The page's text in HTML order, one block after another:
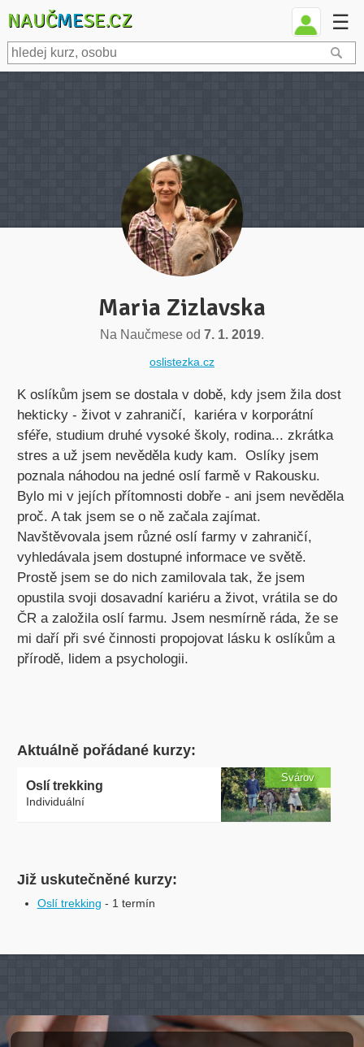
NAUČMESE.CZ ☰
Maria Zizlavska
Na Naučmese od 7. 1. 2019.
oslistezka.cz
K oslíkům jsem se dostala v době, kdy jsem žila dost
hekticky - život v zahraničí, kariéra v korporátní
sféře, studium druhé vysoké školy, rodina... zkrátka
stres a už jsem nevěděla kudy kam. Oslíky jsem
poznala náhodou na jedné oslí farmě v Rakousku.
Bylo mi v jejích přítomnosti dobře - ani jsem nevěděla
proč. A tak jsem se o ně začala zajímat.
Navštěvovala jsem různé oslí farmy v zahraničí,
vyhledávala jsem dostupné informace ve světě.
Prostě jsem se do nich zamilovala tak, že jsem
opustila svoji dosavadní kariéru a život, vrátila se do
ČR a založila oslí farmu. Jsem nesmírně ráda, že se
mi daří při své činnosti propojovat lásku k oslíkům a
přírodě, lidem a psychologii.
Aktuálně pořádané kurzy:
Oslí trekking
Individuální
Svárov
Již uskutečněné kurzy:
Oslí trekking - 1 termín